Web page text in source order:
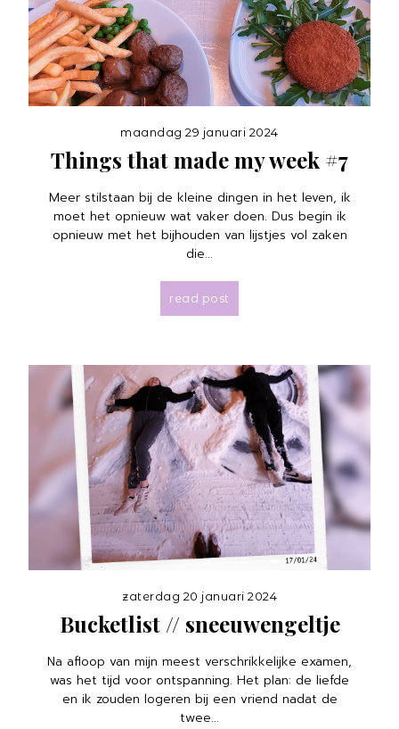
maandag 29 januari 2024
Things that made my week #7
Meer stilstaan bij de kleine dingen in het leven, ik
moet het opnieuw wat vaker doen. Dus begin ik
opnieuw met het bijhouden van lijstjes vol zaken
die...
read post
zaterdag 20 januari 2024
Bucketlist // sneeuwengeltje
Na afloop van mijn meest verschrikkelijke examen,
was het tijd voor ontspanning. Het plan: de liefde
en ik zouden logeren bij een vriend nadat de
twee...